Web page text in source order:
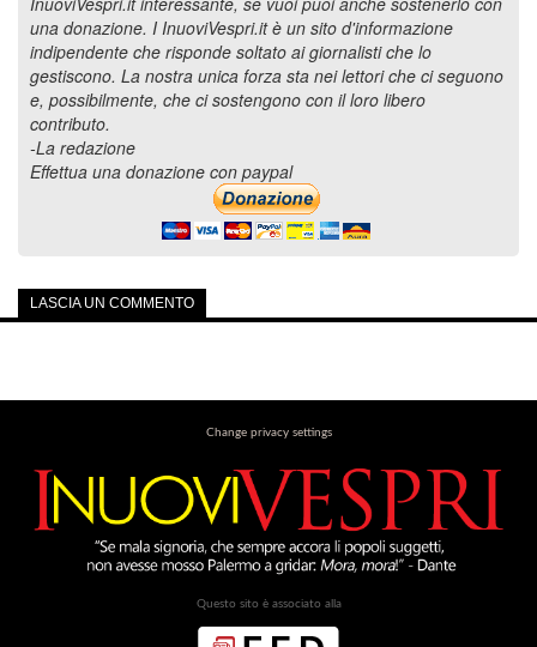
una donazione. I InuoviVespri.it è un sito d'informazione
indipendente che risponde soltato ai giornalisti che lo
gestiscono. La nostra unica forza sta nei lettori che ci seguono
e, possibilmente, che ci sostengono con il loro libero
contributo.
-La redazione
Effettua una donazione con paypal
LASCIA UN COMMENTO
Change privacy settings
Questo sito è associato alla